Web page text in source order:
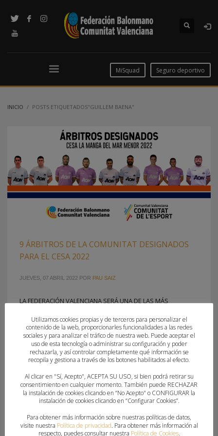
MiSquad Seguro deportivo
INICIO POSTS ETIQUETADOS"GUILLEM BAENA"
9 ÁRBITROS DE LA COMUNITAT DESIGNADOS
PARA EL CESA 2022
JUEVES, 07 ABRIL 2022 POR PAU SAIZ
LA FEDERACIÓN VALENCIANA SERÁ UNA DE LAS MÁS
CAMPEONATO DE ESPAÑA DE SELECCIONES AUTONÓMICAS
La Manga del Mar Menor acogerá, desde el sábado 9 hasta
el jueves 14, la gran cita del balonmano base nacional. El
Campeonato de España de Selecciones Autonómicas vuelve
PUBLICADO EN COMITE TECNICO ARBITROS,FEDERACION
ETIQUETADO BAJO:
ADRIÁN AROCA, ADRIÁN SIMÓ ,ÁLEX YUGEROS
ÁLVARO PADILLA ,CESA 2022,CESA LA MANGA DEL MAR MENOR ,COMITÉ
TÉCNICO DE ÁRBITROS ,DANIEL ORTS ,GUILLEM BAENA,IVÁN NAVARRO,
Utilizamos cookies propias y de terceros para personalizar el
contenido de la web, proporcionarles funcionalidades a las redes
sociales y para analizar el tráfico de nuestra web. Puede aceptar el
uso de esta tecnología o administrar su configuración y poder
rechazarla, y así controlar completamente qué información se
recopila y gestiona a través de los botones habilitados al efecto.
Al clicar en "Sí, Acepto", ACEPTA SU USO, si bien podrá retirar su
consentimiento en cualquier momento. También puede RECHAZAR
la instalación de cookies clicando en “No Acepto" o CONFIGURAR la
instalación de cookies clicando en “Configurar Cookies”.
Para obtener más información sobre nuestras políticas de datos,
visite nuestra Política de privacidad. Para obtener más información al
respecto, puedes consultar nuestra Política de Cookies.